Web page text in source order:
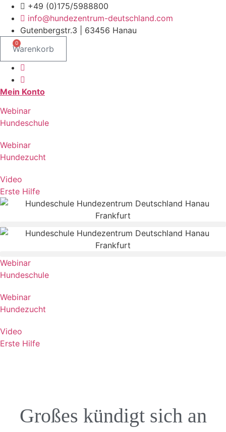
Zum
Inhalt
springen
+49 (0)175/5988800
info@hundezentrum-deutschland.com
Gutenbergstr.3 | 63456 Hanau
0
Warenkorb
Mein Konto
Webinar
Hundeschule
Webinar
Hundezucht
Video
Erste Hilfe
Webinar
Hundeschule
Webinar
Hundezucht
Video
Erste Hilfe
Großes kündigt sich an